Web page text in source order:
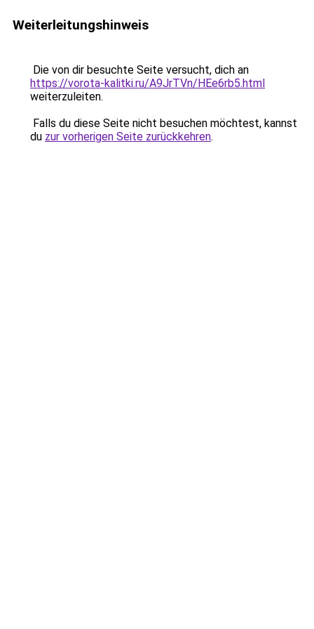
Weiterleitungshinweis
Die von dir besuchte Seite versucht, dich an
https://vorota-kalitki.ru/A9JrTVn/HEe6rb5.html
weiterzuleiten.
Falls du diese Seite nicht besuchen möchtest, kannst
du zur vorherigen Seite zurückkehren.